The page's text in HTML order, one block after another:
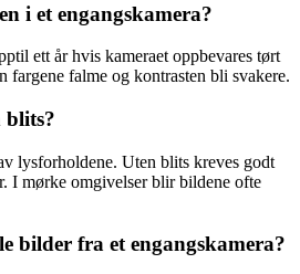
i et engangskamera?
ett år hvis kameraet oppbevares tørt
fargene falme og kontrasten bli svakere.
blits?
lysforholdene. Uten blits kreves godt
I mørke omgivelser blir bildene ofte
bilder fra et engangskamera?